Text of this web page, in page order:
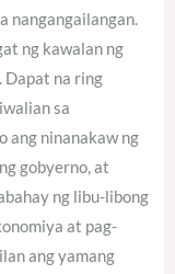
nangangailangan.
ng kawalan ng
Dapat na ring
sa
ang ninanakaw ng
gobyerno, at
ng libu-libong
at pag-
ang yamang